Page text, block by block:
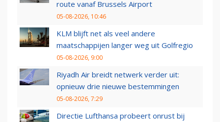
route vanaf Brussels Airport
05-08-2026, 10:46
KLM blijft net als veel andere
maatschappijen langer weg uit Golfregio
05-08-2026, 9:00
Riyadh Air breidt netwerk verder uit:
opnieuw drie nieuwe bestemmingen
05-08-2026, 7:29
Directie Lufthansa probeert onrust bij